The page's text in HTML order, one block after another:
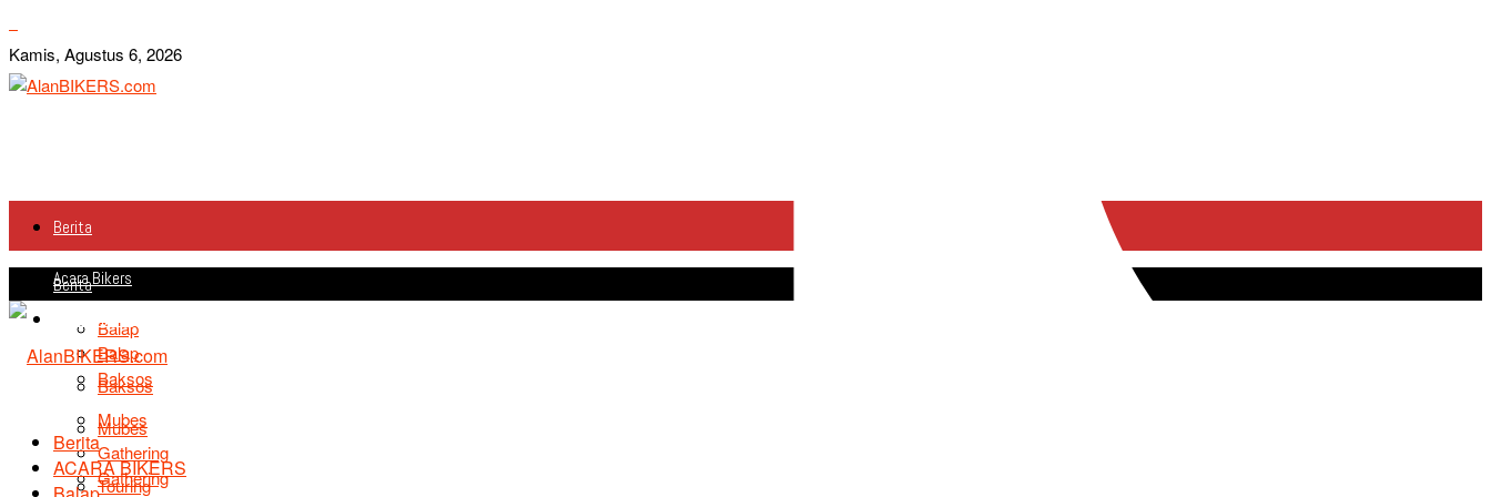
Kamis, Agustus 6, 2026
Berita
Acara Bikers
Balap
Baksos
Mubes
Gathering
Berita
Acara Bikers
Balap
Baksos
Mubes
Gathering
Touring
Berita
ACARA BIKERS